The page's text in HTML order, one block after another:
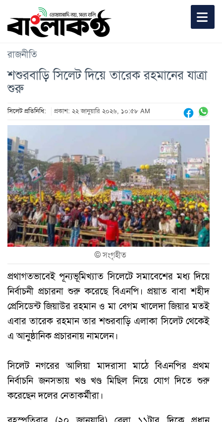
রাজনীতি
শশুরবাড়ি সিলেট দিয়ে তারেক রহমানের যাত্রা
শুরু
সিলেট প্রতিনিধি: প্রকাশ: ২২ জানুয়ারি ২০২৬, ১০:৫৮ AM
©সংগৃহীত
প্রথাগতভাবেই পূন্যভূমিখ্যাত সিলেটে সমাবেশের মধ্য দিয়ে
নির্বাচনী প্রচারনা শুরু করেছে বিএনপি। প্রয়াত বাবা শহীদ
প্রেসিডেন্ট জিয়াউর রহমান ও মা বেগম খালেদা জিয়ার মতই
এবার তারেক রহমান তার শশুরবাড়ি এলাকা সিলেট থেকেই
এ আনুষ্ঠানিক প্রচারনায় নামলেন।
সিলেট নগরের আলিয়া মাদরাসা মাঠে বিএনপির প্রথম
নির্বাচনি জনসভায় খণ্ড খণ্ড মিছিল নিয়ে যোগ দিতে শুরু
করেছেন দলের নেতাকর্মীরা।